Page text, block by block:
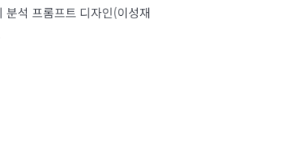
석 프롬프트 디자인(이성재